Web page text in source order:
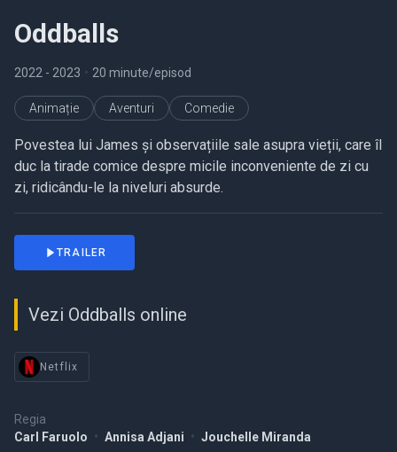
Oddballs
2022 - 2023 • 20 minute/episod
Animație Aventuri Comedie
Povestea lui James și observațiile sale asupra vieții, care îl
duc la tirade comice despre micile inconveniente de zi cu
zi, ridicându-le la niveluri absurde.
Regia
Carl Faruolo • Annisa Adjani • Jouchelle Miranda
TRAILER
Vezi Oddballs online
Netflix